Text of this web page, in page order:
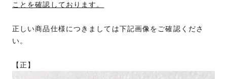
ことを確認しております。
正しい商品仕様につきましては下記画像をご確認くださ
い。
【正】